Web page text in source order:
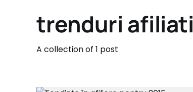
trenduri afiliati
A collection of 1 post